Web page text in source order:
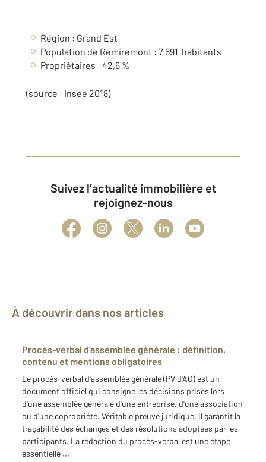
Région : Grand Est
Population de Remiremont : 7 691 habitants
Propriétaires : 42,6 %
(source : Insee 2018)
Suivez l’actualité immobilière et
rejoignez-nous
À découvrir dans nos articles
Procès-verbal d'assemblée générale : définition,
contenu et mentions obligatoires
Le procès-verbal d'assemblée générale (PV d'AG) est un
document officiel qui consigne les décisions prises lors
d'une assemblée générale d'une entreprise, d'une association
ou d'une copropriété. Véritable preuve juridique, il garantit la
traçabilité des échanges et des résolutions adoptées par les
participants. La rédaction du procès-verbal est une étape
essentielle ...